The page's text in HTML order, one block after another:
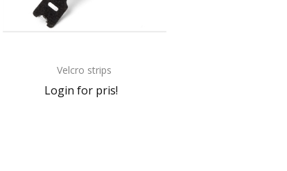
Velcro strips
Login for pris!